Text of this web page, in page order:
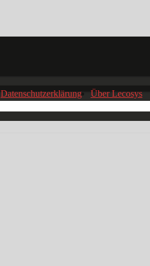
Datenschutzerklärung
Über Lecosys